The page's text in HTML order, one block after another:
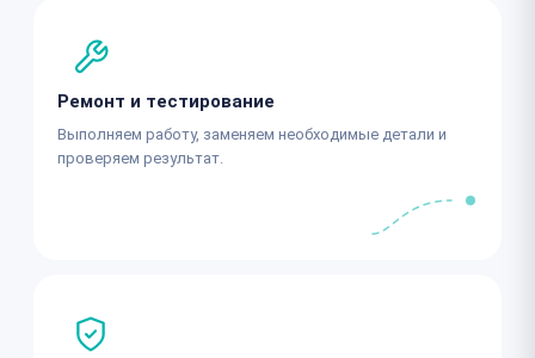
Ремонт и тестирование
Выполняем работу, заменяем необходимые детали и
проверяем результат.